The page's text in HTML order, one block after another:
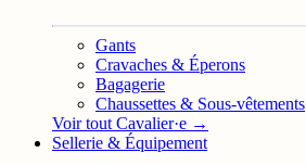
Gants
Cravaches & Éperons
Bagagerie
Chaussettes & Sous-vêtements
Voir tout Cavalier·e →
Sellerie & Équipement